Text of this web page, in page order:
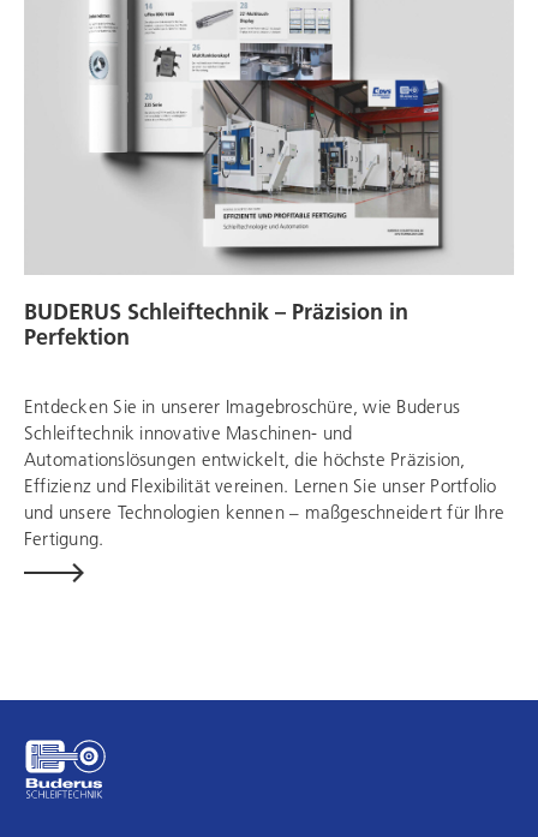
BUDERUS Schleiftechnik – Präzision in
Perfektion
Entdecken Sie in unserer Imagebroschüre, wie Buderus
Schleiftechnik innovative Maschinen- und
Automationslösungen entwickelt, die höchste Präzision,
Effizienz und Flexibilität vereinen. Lernen Sie unser Portfolio
und unsere Technologien kennen – maßgeschneidert für Ihre
Fertigung.